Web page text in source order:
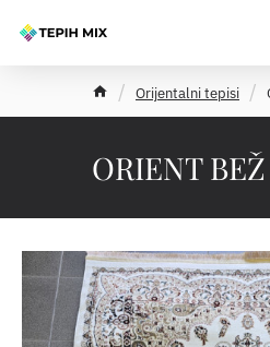
ORIENT
o
e
Orijentalni tepisi